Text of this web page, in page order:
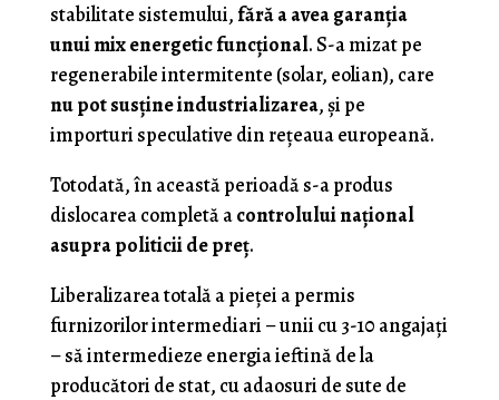
stabilitate sistemului,fără a avea garanția
unui mix energetic funcțional. S-a mizat pe
regenerabile intermitente (solar, eolian), care
nu pot susține industrializarea, și pe
importuri speculative din rețeaua europeană.
Totodată, în această perioadă s-a produs
dislocarea completă acontrolului național
asupra politicii de preț.
Liberalizarea totală a pieței a permis
furnizorilor intermediari – unii cu 3-10 angajați
– să intermedieze energia ieftină de la
producători de stat, cu adaosuri de sute de